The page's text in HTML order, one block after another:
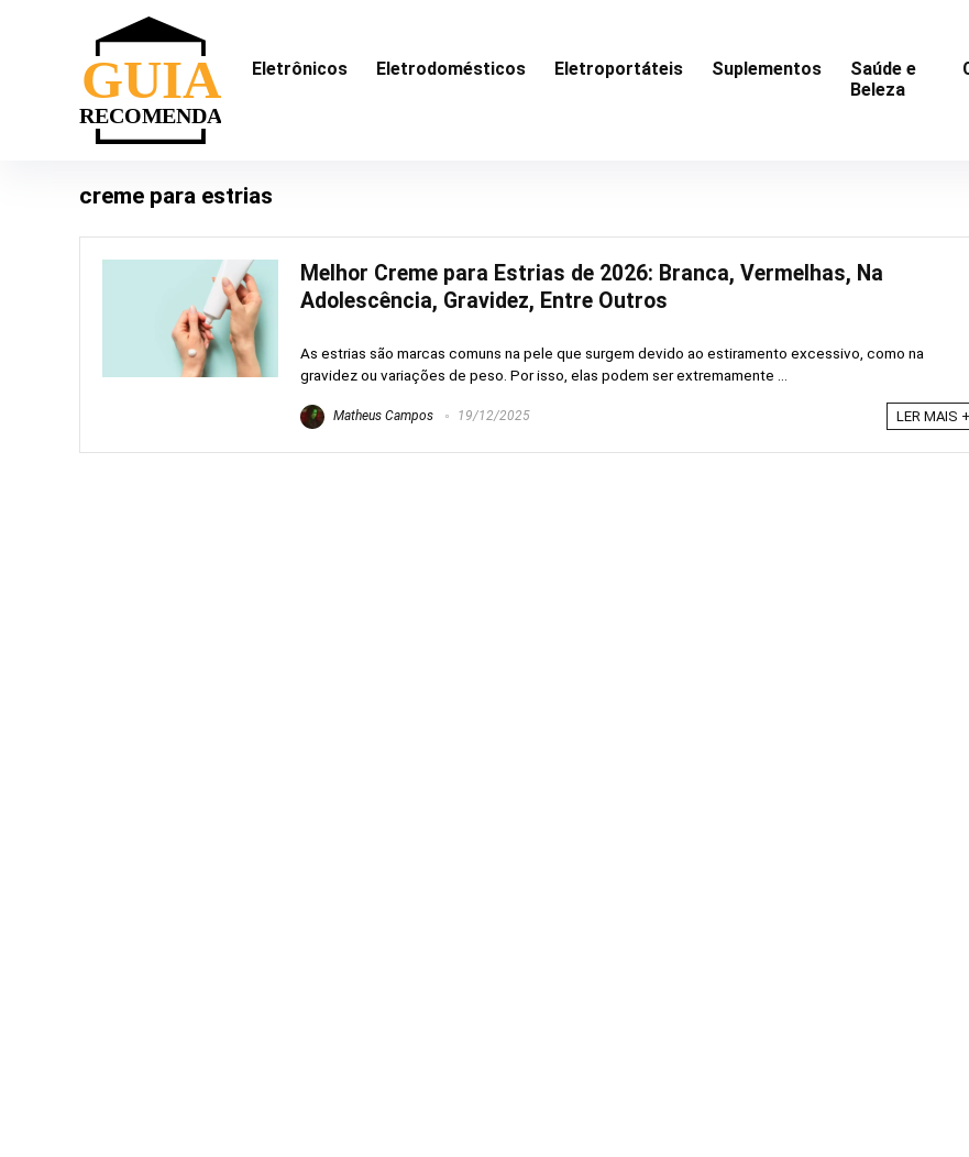
Eletrônicos Eletrodomésticos Eletroportáteis Suplementos
Saúde e
Beleza
creme para estrias
Melhor Creme para Estrias de 2026: Branca, Vermelhas, Na
Adolescência, Gravidez, Entre Outros
As estrias são marcas comuns na pele que surgem devido ao estiramento excessivo, como na
gravidez ou variações de peso. Por isso, elas podem ser extremamente ...
Matheus Campos 19/12/2025 LER MAIS +